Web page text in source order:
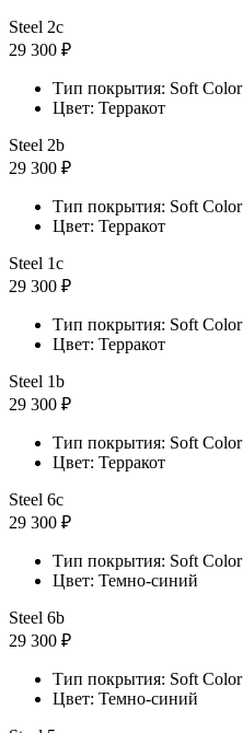
Steel 2с
29 300 ₽
Тип покрытия: Soft Color
Цвет: Терракот
Steel 2b
29 300 ₽
Тип покрытия: Soft Color
Цвет: Терракот
Steel 1с
29 300 ₽
Тип покрытия: Soft Color
Цвет: Терракот
Steel 1b
29 300 ₽
Тип покрытия: Soft Color
Цвет: Терракот
Steel 6с
29 300 ₽
Тип покрытия: Soft Color
Цвет: Темно-синий
Steel 6b
29 300 ₽
Тип покрытия: Soft Color
Цвет: Темно-синий